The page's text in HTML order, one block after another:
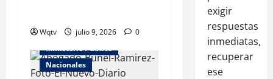
Wqtv julio 9, 2026 0
Homicidios
MInisterio Publico
Nacionales
exigir
respuestas
inmediatas,
recuperar
ese